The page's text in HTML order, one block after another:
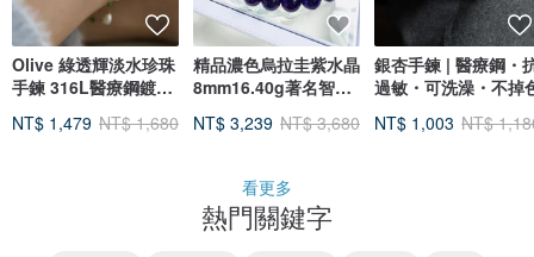
Olive 綠透輝淡水珍珠
手鍊 316L醫療鋼鍍
NT$ 1,479 NT$ 1,680
精品濃色烏拉圭紫水晶
8mm16.40g著名智慧
NT$ 3,239 NT$ 3,680
銀杏手鍊 | 醫療鋼・
過敏・可洗澡・不掉
NT$ 1,003 NT$
看更多
熱門關鍵字